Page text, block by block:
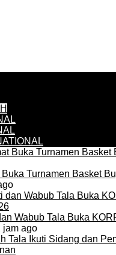
Buka Turnamen Basket
Wabub Tala Buka
jam ago